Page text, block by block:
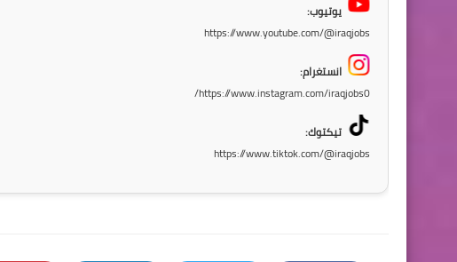
يوتيوب:
https://www.youtube.com/@iraqjobs
انستغرام:
https://www.instagram.com/iraqjobs0/
تيكتوك:
https://www.tiktok.com/@iraqjobs